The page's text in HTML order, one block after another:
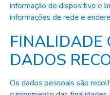
informação do dispositivo e
informações de rede e
FINALIDADE
DADOS
Os dados pessoais são